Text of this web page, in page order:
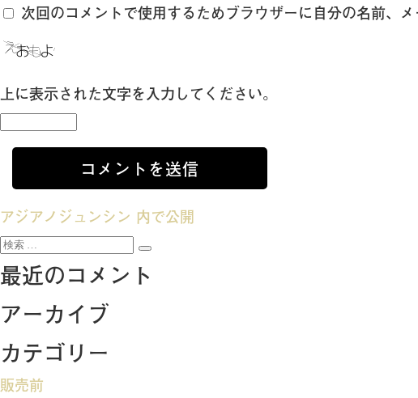
次回のコメントで使用するためブラウザーに自分の名前、
上に表示された文字を入力してください。
投
稿
ナ
ビ
ゲ
アジアノジュンシン 内で公開
検
索:
検
最近のコメント
アーカイブ
カテゴリー
販売前